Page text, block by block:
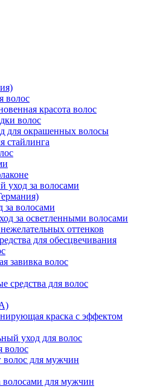
волос
красота волос
волос
для окрашенных волосы
стайлинга
уход за волосами
за волосами
за осветленными волосами
оттенков
для обесцвечивания
завивка волос
средства для волос
краска с эффектом
уход для волос
волос
волос для мужчин
волосами для мужчин